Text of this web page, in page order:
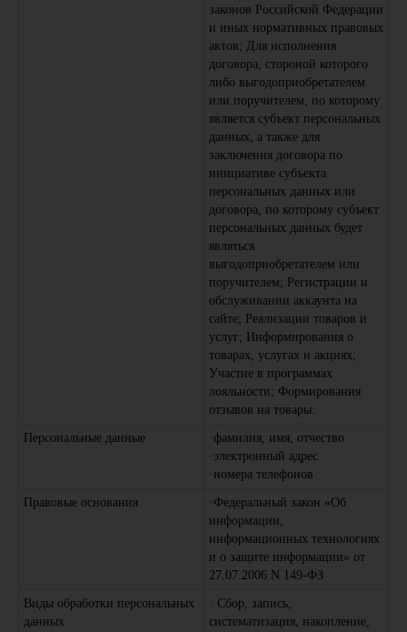
законов Российской Федерации
и иных нормативных правовых
актов; Для исполнения
договора, стороной которого
либо выгодоприобретателем
или поручителем, по которому
является субъект персональных
данных, а также для
заключения договора по
инициативе субъекта
персональных данных или
договора, по которому субъект
персональных данных будет
являться
выгодоприобретателем или
поручителем; Регистрации и
обслуживании аккаунта на
сайте; Реализации товаров и
услуг; Информирования о
товарах, услугах и акциях;
Участие в программах
лояльности; Формирования
отзывов на товары.
Персональные данные
·фамилия, имя, отчество
·электронный адрес
·номера телефонов
Правовые основания
·Федеральный закон «Об
информации,
информационных технологиях
и о защите информации» от
27.07.2006 N 149-ФЗ
Виды обработки персональных
данных
· Сбор, запись,
систематизация, накопление,